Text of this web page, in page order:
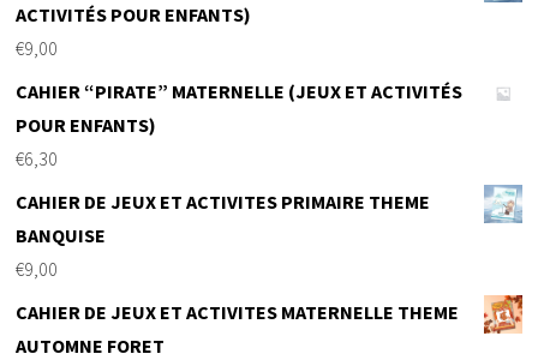
ACTIVITÉS POUR ENFANTS)
€9,00
CAHIER “PIRATE” MATERNELLE (JEUX ET ACTIVITÉS
POUR ENFANTS)
€6,30
CAHIER DE JEUX ET ACTIVITES PRIMAIRE THEME
BANQUISE
€9,00
CAHIER DE JEUX ET ACTIVITES MATERNELLE THEME
AUTOMNE FORET